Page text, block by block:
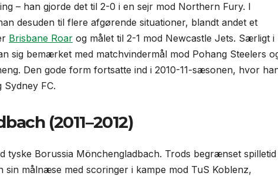
– han gjorde det til 2-0 i en sejr mod Northern Fury. I
desuden til flere afgørende situationer, blandt andet et
Brisbane Roar og målet til 2-1 mod Newcastle Jets. Særligt i
sig bemærket med matchvinder­mål mod Pohang Steelers
Den gode form fortsatte ind i 2010-11-sæsonen, hvor
FC.
(2011–2012)
tyske Borussia Mönchengladbach. Trods begrænset spilletid
målnæse med scoringer i kampe mod TuS Koblenz,